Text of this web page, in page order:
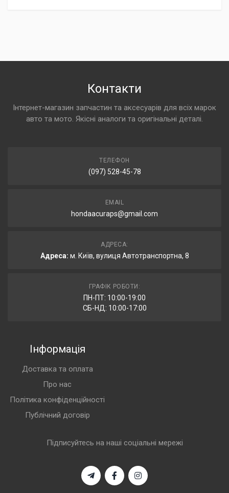
Контакти
Інтернет-магазин запчастин та аксесуарів для всіх марок
авто та мото. Якісні аналоги та оригінальні деталі.
ТЕЛЕФОН
(097) 528-45-78
EMAIL
hondaacuraps@gmail.com
АДРЕСА:
Адреса: м. Київ, вулиця Автотранспортна, 8
ГРАФІК РОБОТИ:
ПН-ПТ: 10:00-19:00
СБ-НД: 10:00-17:00
Інформація
Доставка та оплата
Про нас
Політика конфіденційності
Публічний договір
Підписуйтесь на наші соціальні мережі